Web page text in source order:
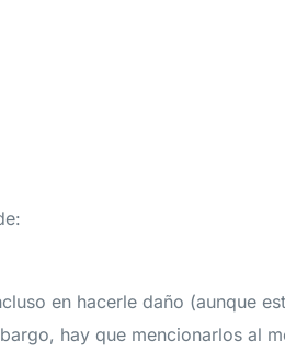
en hacerle daño (aunque
hay que mencionarlos al